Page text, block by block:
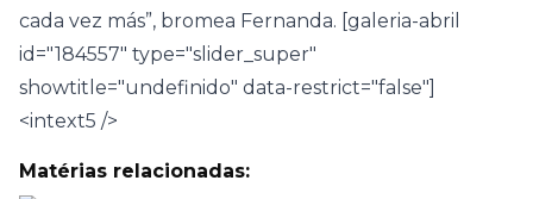
cada vez más”, bromea Fernanda. [galeria-abril
id="184557" type="slider_super"
showtitle="undefinido" data-restrict="false"]
<intext5 />
Matérias relacionadas: